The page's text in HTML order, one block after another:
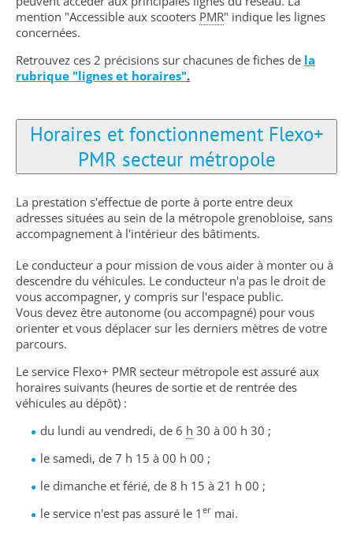
mention "Accessible aux scooters PMR" indique les lignes
concernées.
Retrouvez ces 2 précisions sur chacunes de fiches de la
rubrique "lignes et horaires".
Horaires et fonctionnement Flexo+
PMR secteur métropole
La prestation s'effectue de porte à porte entre deux
adresses situées au sein de la métropole grenobloise, sans
accompagnement à l'intérieur des bâtiments.
Le conducteur a pour mission de vous aider à monter ou à
descendre du véhicules. Le conducteur n'a pas le droit de
vous accompagner, y compris sur l'espace public.
Vous devez être autonome (ou accompagné) pour vous
orienter et vous déplacer sur les derniers mètres de votre
parcours.
Le service Flexo+ PMR secteur métropole est assuré aux
horaires suivants (heures de sortie et de rentrée des
véhicules au dépôt) :
du lundi au vendredi, de 6 h 30 à 00 h 30 ;
le samedi, de 7 h 15 à 00 h 00 ;
le dimanche et férié, de 8 h 15 à 21 h 00 ;
le service n'est pas assuré le 1 er mai.